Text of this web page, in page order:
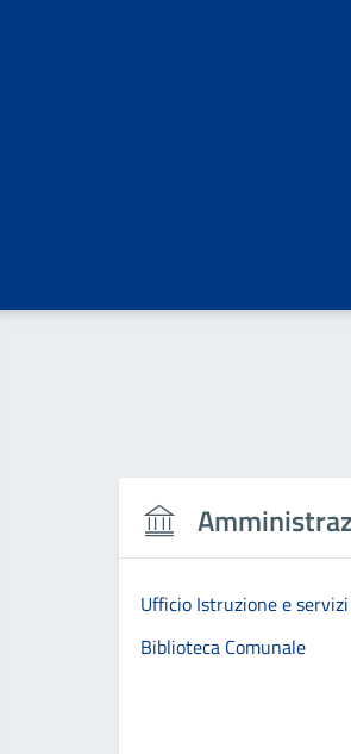
Ufficio Istruzione e
Biblioteca Comunale